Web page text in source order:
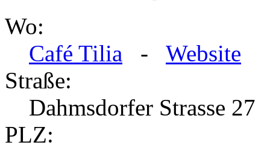
Wo:
Café Tilia - Website
Straße:
Dahmsdorfer Strasse 27
PLZ: